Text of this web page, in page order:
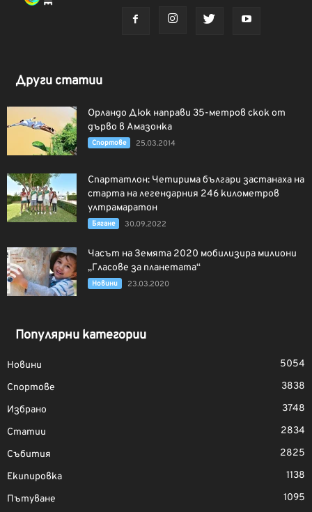
Други статии
Орландо Дюк направи 35-метров скок от
дърво в Амазонка
Спортове 25.03.2014
Спартатлон: Четирима българи застанаха на
старта на легендарния 246 километров
ултрамаратон
Бягане 30.09.2022
Часът на Земята 2020 мобилизира милиони
„Гласове за планетата“
Новини 23.03.2020
Популярни категории
Новини
5054
Спортове
3838
Избрано
3748
Статии
2834
Събития
2825
Екипировка
1138
Пътуване
1095